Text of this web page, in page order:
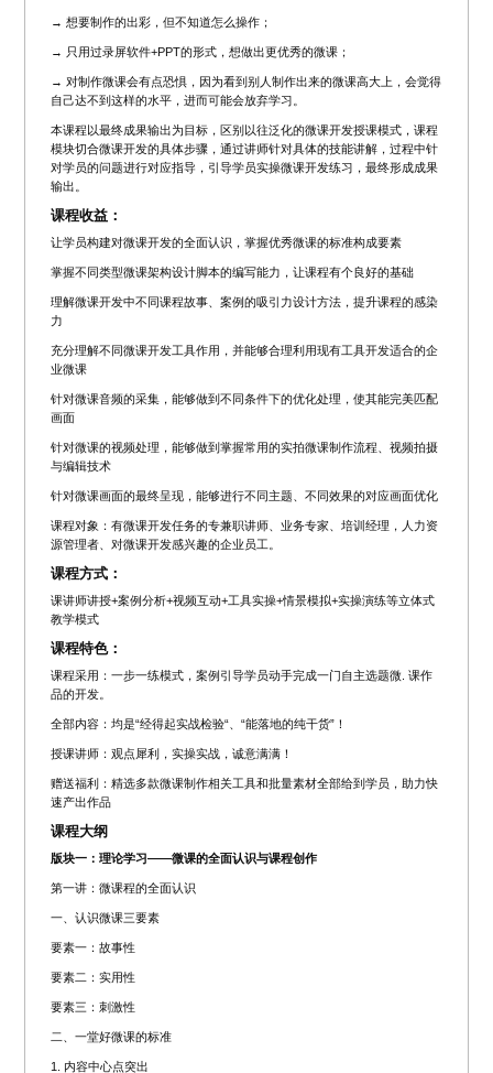
→ 想要制作的出彩，但不知道怎么操作；
→ 只用过录屏软件+PPT的形式，想做出更优秀的微课；
→ 对制作微课会有点恐惧，因为看到别人制作出来的微课高大上，会觉得
自己达不到这样的水平，进而可能会放弃学习。
本课程以最终成果输出为目标，区别以往泛化的微课开发授课模式，课程
模块切合微课开发的具体步骤，通过讲师针对具体的技能讲解，过程中针
对学员的问题进行对应指导，引导学员实操微课开发练习，最终形成成果
输出。
课程收益：
让学员构建对微课开发的全面认识，掌握优秀微课的标准构成要素
掌握不同类型微课架构设计脚本的编写能力，让课程有个良好的基础
理解微课开发中不同课程故事、案例的吸引力设计方法，提升课程的感染
力
充分理解不同微课开发工具作用，并能够合理利用现有工具开发适合的企
业微课
针对微课音频的采集，能够做到不同条件下的优化处理，使其能完美匹配
画面
针对微课的视频处理，能够做到掌握常用的实拍微课制作流程、视频拍摄
与编辑技术
针对微课画面的最终呈现，能够进行不同主题、不同效果的对应画面优化
课程对象：有微课开发任务的专兼职讲师、业务专家、培训经理，人力资
源管理者、对微课开发感兴趣的企业员工。
课程方式：
课讲师讲授+案例分析+视频互动+工具实操+情景模拟+实操演练等立体式
教学模式
课程特色：
课程采用：一步一练模式，案例引导学员动手完成一门自主选题微. 课作
品的开发。
全部内容：均是“经得起实战检验“、“能落地的纯干货”！
授课讲师：观点犀利，实操实战，诚意满满！
赠送福利：精选多款微课制作相关工具和批量素材全部给到学员，助力快
速产出作品
课程大纲
版块一：理论学习——微课的全面认识与课程创作
第一讲：微课程的全面认识
一、认识微课三要素
要素一：故事性
要素二：实用性
要素三：刺激性
二、一堂好微课的标准
1. 内容中心点突出